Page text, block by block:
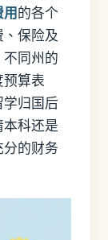
的各个
保险及
同州的
预算表
归国后
科还是
的财务